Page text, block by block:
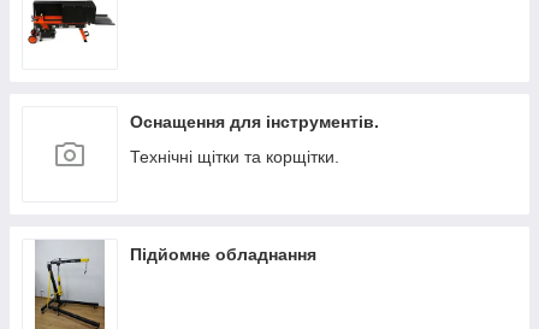
Оснащення для інструментів.
Технічні щітки та корщітки.
Підйомне обладнання